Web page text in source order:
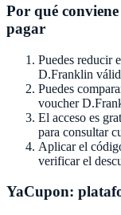
Por qué
pagar
Puedes reducir
D.Franklin
Puedes
voucher
El acceso es
para consultar
Aplicar el
verificar el
YaCupon: